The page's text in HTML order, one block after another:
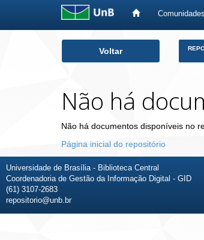
Voltar
Não há
Não há documentos disponíveis no
Página inicial do repositório
Universidade de Brasília - Biblioteca Central
Coordenadoria de Gestão da Informação Digital - GID
(61) 3107-2683
repositorio@unb.br